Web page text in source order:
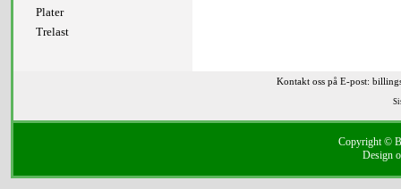
Plater
Trelast
Kontakt oss på E-post:
Copyright ©
Design